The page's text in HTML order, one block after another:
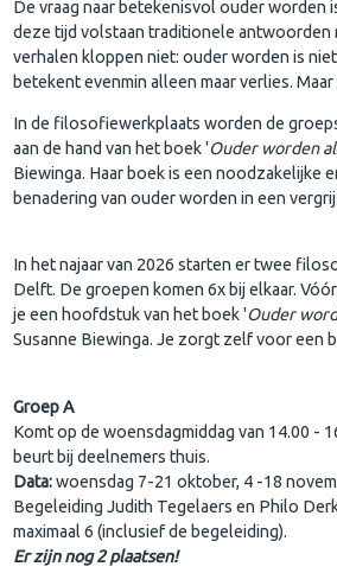
De vraag naar betekenisvol ouder worden
deze tijd volstaan traditionele antwoorden
verhalen kloppen niet: ouder worden is
betekent evenmin alleen maar verlies.
In de filosofiewerkplaats worden de
aan de hand van het boek 'Ouder worden
Biewinga. Haar boek is een noodzakelijke
benadering van ouder worden in een
In het najaar van 2026 starten er twee
Delft. De groepen komen 6x bij elkaar.
je een hoofdstuk van het boek 'Ouder
Susanne Biewinga. Je zorgt zelf voor een
Groep A
Komt op de woensdagmiddag van 14.00 -
beurt bij deelnemers thuis.
Data:woensdag 7-21 oktober, 4 -18
Begeleiding Judith Tegelaers en Philo
maximaal 6 (inclusief de begeleiding).
Er zijn nog 2 plaatsen!